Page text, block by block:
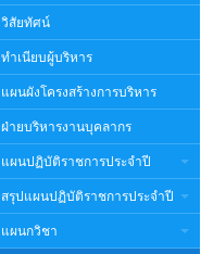
วิสัยทัศน์
ทำเนียบผู้บริหาร
แผนผังโครงสร้างการบริหาร
ฝ่ายบริหารงานบุคลากร
แผนปฏิบัติราชการประจำปี
สรุปแผนปฏิบัติราชการประจำปี
แผนกวิชา